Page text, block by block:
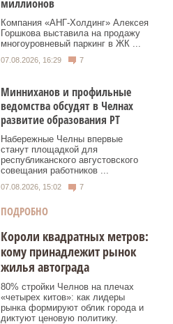
миллионов
Компания «АНГ-Холдинг» Алексея
Горшкова выставила на продажу
многоуровневый паркинг в ЖК ...
07.08.2026, 16:29 7
Минниханов и профильные
ведомства обсудят в Челнах
развитие образования РТ
Набережные Челны впервые
станут площадкой для
республиканского августовского
совещания работников ...
07.08.2026, 15:02 7
ПОДРОБНО
Короли квадратных метров:
кому принадлежит рынок
жилья автограда
80% стройки Челнов на плечах
«четырех китов»: как лидеры
рынка формируют облик города и
диктуют ценовую политику.